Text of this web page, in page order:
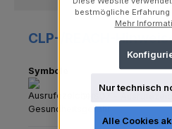
CLP-/REACH-
Symbole
GHS07 -
bestmögliche Erfahrung
Mehr
Nur technisch
Alle Cookies